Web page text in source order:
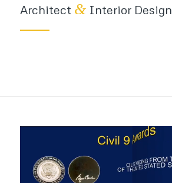
Architect &Interior Design